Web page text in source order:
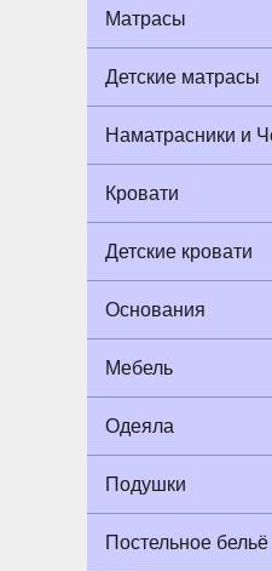
Матрасы
Детские матрасы
Наматрасники и
Кровати
Детские кровати
Основания
Мебель
Одеяла
Подушки
Постельное бельё